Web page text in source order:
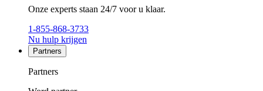
Onze experts staan 24/7 voor u klaar.
1-855-868-3733
Nu hulp krijgen
Partners
Partners